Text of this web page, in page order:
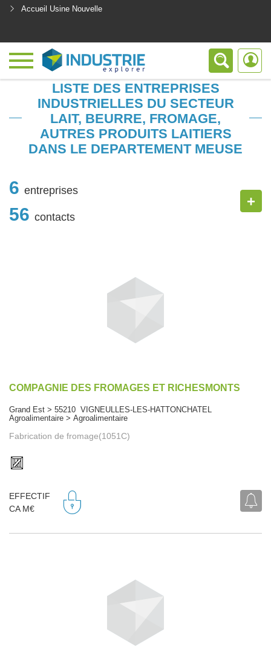
Accueil Usine Nouvelle
LISTE DES ENTREPRISES
INDUSTRIELLES DU SECTEUR
LAIT, BEURRE, FROMAGE,
AUTRES PRODUITS LAITIERS
DANS LE DEPARTEMENT MEUSE
6 entreprises
56 contacts
+
COMPAGNIE DES FROMAGES ET RICHESMONTS
Grand Est > 55210 VIGNEULLES-LES-HATTONCHATEL
Agroalimentaire > Agroalimentaire
Fabrication de fromage(1051C)
EFFECTIF
CA M€